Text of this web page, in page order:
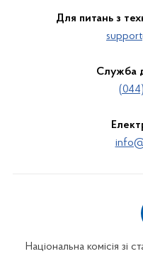
Для питань з
Служба
Національна комісія зі